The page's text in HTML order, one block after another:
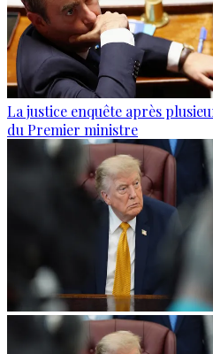
La justice enquête après
du Premier ministre